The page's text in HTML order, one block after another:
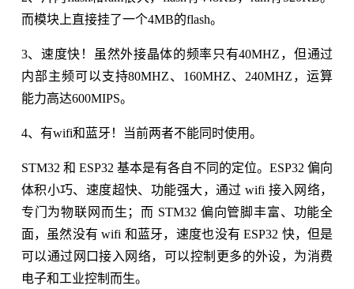
而模块上直接挂了一个4MB的flash。
3、速度快！虽然外接晶体的频率只有40MHZ，但通过
内部主频可以支持80MHZ、160MHZ、240MHZ，运算
能力高达600MIPS。
4、有wifi和蓝牙！当前两者不能同时使用。
STM32 和 ESP32 基本是有各自不同的定位。ESP32 偏向
体积小巧、速度超快、功能强大，通过 wifi 接入网络，
专门为物联网而生；而 STM32 偏向管脚丰富、功能全
面，虽然没有 wifi 和蓝牙，速度也没有 ESP32 快，但是
可以通过网口接入网络，可以控制更多的外设，为消费
电子和工业控制而生。